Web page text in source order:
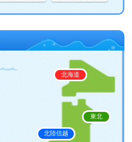
北海道
北陸信越
東北